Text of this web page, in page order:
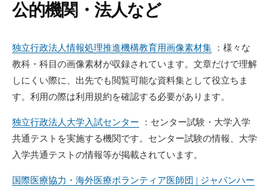
公的機関・法人など
独立行政法人情報処理推進機構教育用画像素材集 ：様々な
教科・科目の画像素材が収録されています。文章だけで理解
しにくい際に、出先でも閲覧可能な資料集として役立ちま
す。利用の際は利用規約を確認する必要があります。
独立行政法人大学入試センター ：センター試験・大学入学
共通テストを実施する機関です。センター試験の情報、大学
入学共通テストの情報等が掲載されています。
国際医療協力・海外医療ボランティア医師団 | ジャパンハー